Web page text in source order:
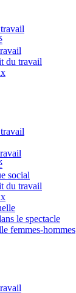
du travail
social
du travail
le spectacle
femmes-hommes